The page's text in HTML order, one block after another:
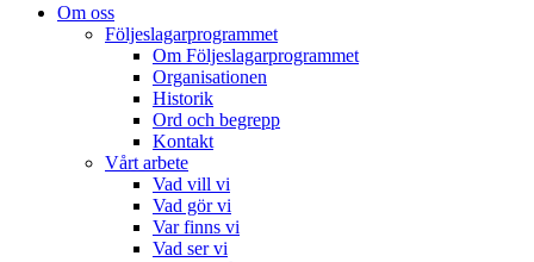
Om oss
Följeslagarprogrammet
Om Följeslagarprogrammet
Organisationen
Historik
Ord och begrepp
Kontakt
Vårt arbete
Vad vill vi
Vad gör vi
Var finns vi
Vad ser vi